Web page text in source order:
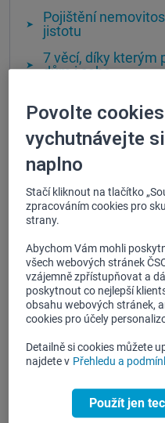
Pojištění
jistotu
7 věcí, díky kterým
dům i sebe
Zabezpečte dům
jednat, ale ideálně byste
má smysl provádět
Povolte
vychutnávejte
naplno
Stačí kliknout na tlačítko
zpracováním cookies pro
strany.
Abychom Vám mohli
všech webových stránek
vzájemně zpřístupňovat a
poskytnout co nejlepší
obsahu webových stránek,
cookies pro účely
Detailně si cookies můžete
najdete v Přehledu a
Použít jen